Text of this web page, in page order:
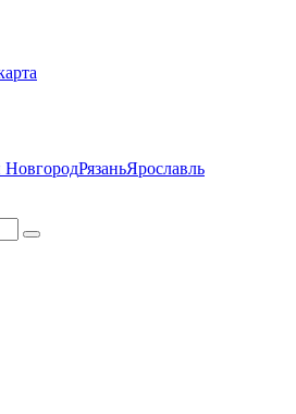
РязаньЯрославль